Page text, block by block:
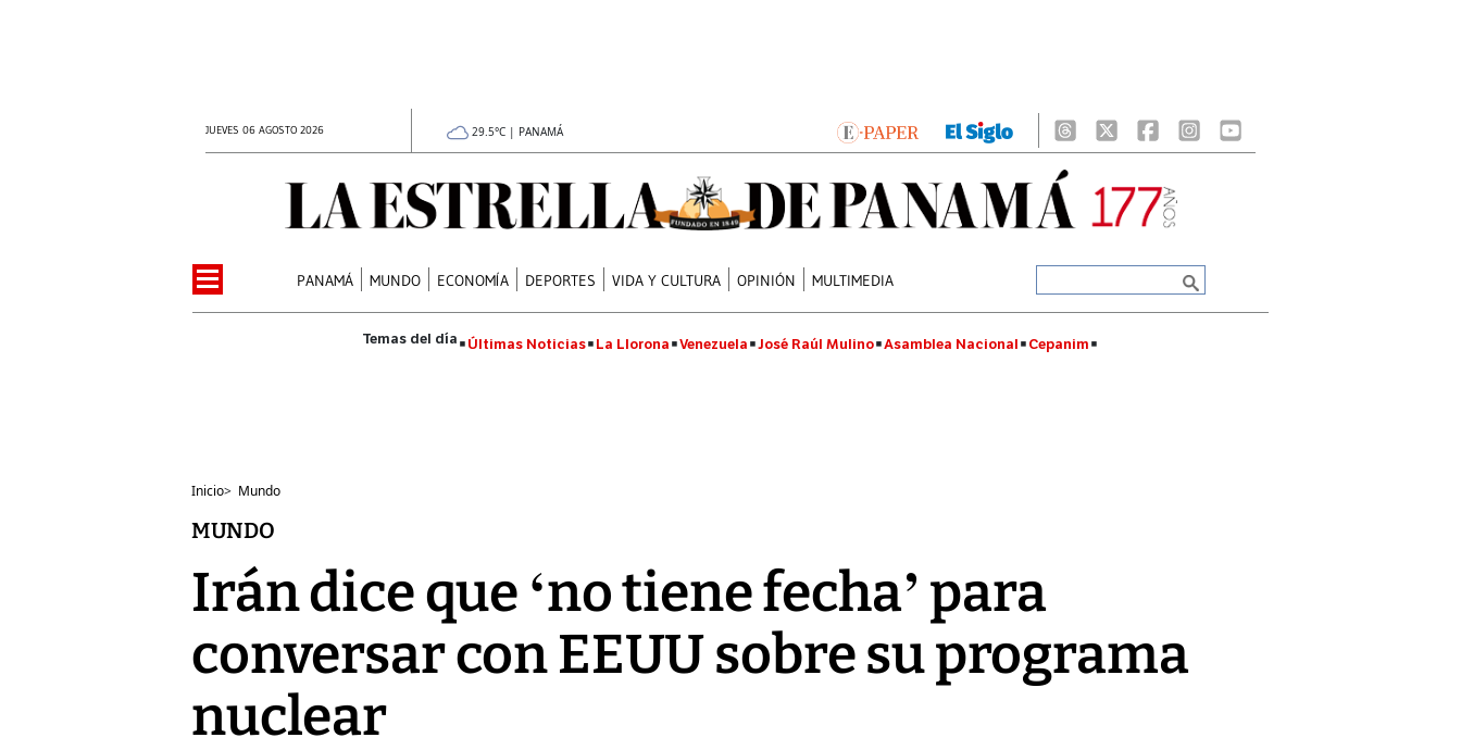
JUEVES 06 AGOSTO 2026 29.5°C | PANAMÁ
PANAMÁ MUNDO ECONOMÍA DEPORTES VIDA Y CULTURA OPINIÓN MULTIMEDIA
Últimas Noticias La Llorona Venezuela José Raúl Mulino Asamblea Nacional Cepanim
Inicio> Mundo
MUNDO
Irán dice que ‘no tiene fecha’ para
conversar con EEUU sobre su programa
nuclear